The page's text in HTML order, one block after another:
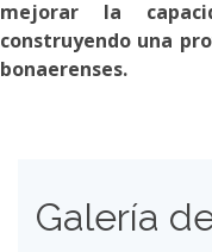
mejorar la
construyendo una
bonaerenses.​
Galería